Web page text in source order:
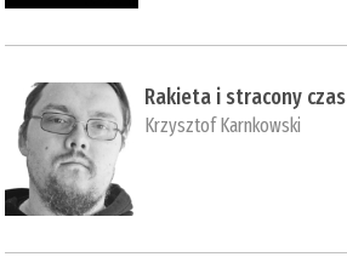
Rakieta i stracony czas
Krzysztof Karnkowski